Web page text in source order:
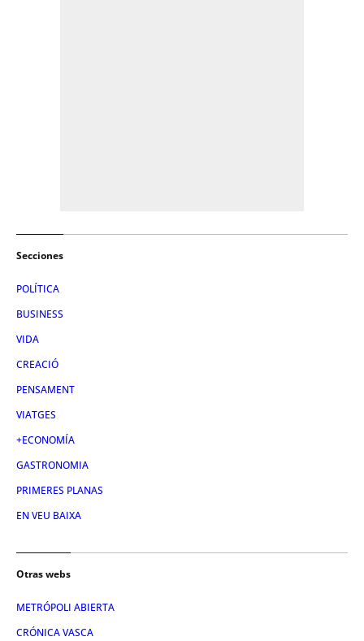
Secciones
POLÍTICA
BUSINESS
VIDA
CREACIÓ
PENSAMENT
VIATGES
+ECONOMÍA
GASTRONOMIA
PRIMERES PLANAS
EN VEU BAIXA
Otras webs
METRÓPOLI ABIERTA
CRÓNICA VASCA